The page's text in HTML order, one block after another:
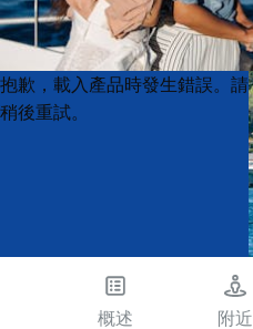
Product
List
Product
List
抱歉，載入產品時發生錯誤。請
稍後重試。
概述 附近